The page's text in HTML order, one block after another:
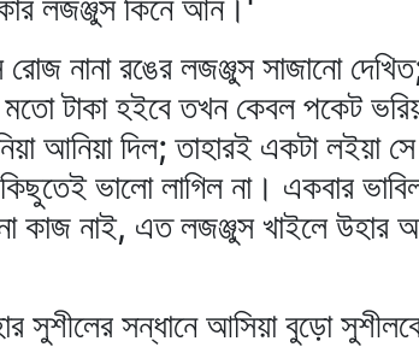
লজঞ্জুস কিনে আন।'
নানা রঙের লজঞ্জুস সাজানো
টাকা হইবে তখন কেবল পকেট
আনিয়া দিল; তাহারই একটা লইয়া
কিছুতেই ভালো লাগিল না। একবার
কাজ নাই, এত লজঞ্জুস খাইলে উহার
সুশীলের সন্ধানে আসিয়া বুড়ো